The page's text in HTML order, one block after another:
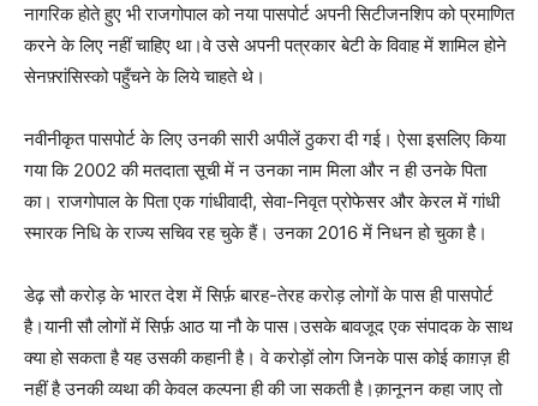
नागरिक होते हुए भी राजगोपाल को नया पासपोर्ट अपनी सिटीजनशिप को प्रमाणित
करने के लिए नहीं चाहिए था।वे उसे अपनी पत्रकार बेटी के विवाह में शामिल होने
सेनफ़्रांसिस्को पहुँचने के लिये चाहते थे।
नवीनीकृत पासपोर्ट के लिए उनकी सारी अपीलें ठुकरा दी गई। ऐसा इसलिए किया
गया कि 2002 की मतदाता सूची में न उनका नाम मिला और न ही उनके पिता
का। राजगोपाल के पिता एक गांधीवादी, सेवा-निवृत प्रोफेसर और केरल में गांधी
स्मारक निधि के राज्य सचिव रह चुके हैं। उनका 2016 में निधन हो चुका है।
डेढ़ सौ करोड़ के भारत देश में सिर्फ़ बारह-तेरह करोड़ लोगों के पास ही पासपोर्ट
है।यानी सौ लोगों में सिर्फ़ आठ या नौ के पास।उसके बावजूद एक संपादक के साथ
क्या हो सकता है यह उसकी कहानी है। वे करोड़ों लोग जिनके पास कोई काग़ज़ ही
नहीं है उनकी व्यथा की केवल कल्पना ही की जा सकती है।क़ानूनन कहा जाए तो